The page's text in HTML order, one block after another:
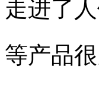
走进了
等产品